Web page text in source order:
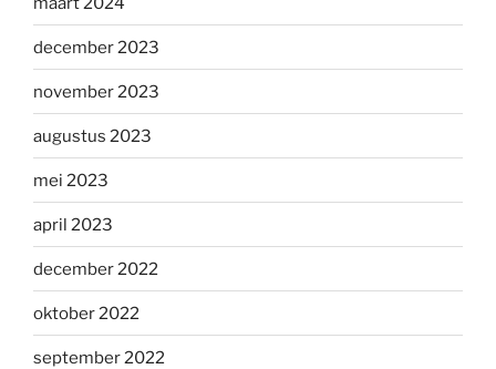
december 2023
november 2023
augustus 2023
mei 2023
april 2023
december 2022
oktober 2022
september 2022